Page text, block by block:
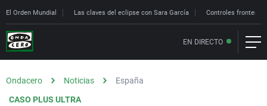
El Orden Mundial Las claves del eclipse con Sara García Controles
EN DIRECTO
Ondacero Noticias
España
CASO PLUS ULTRA